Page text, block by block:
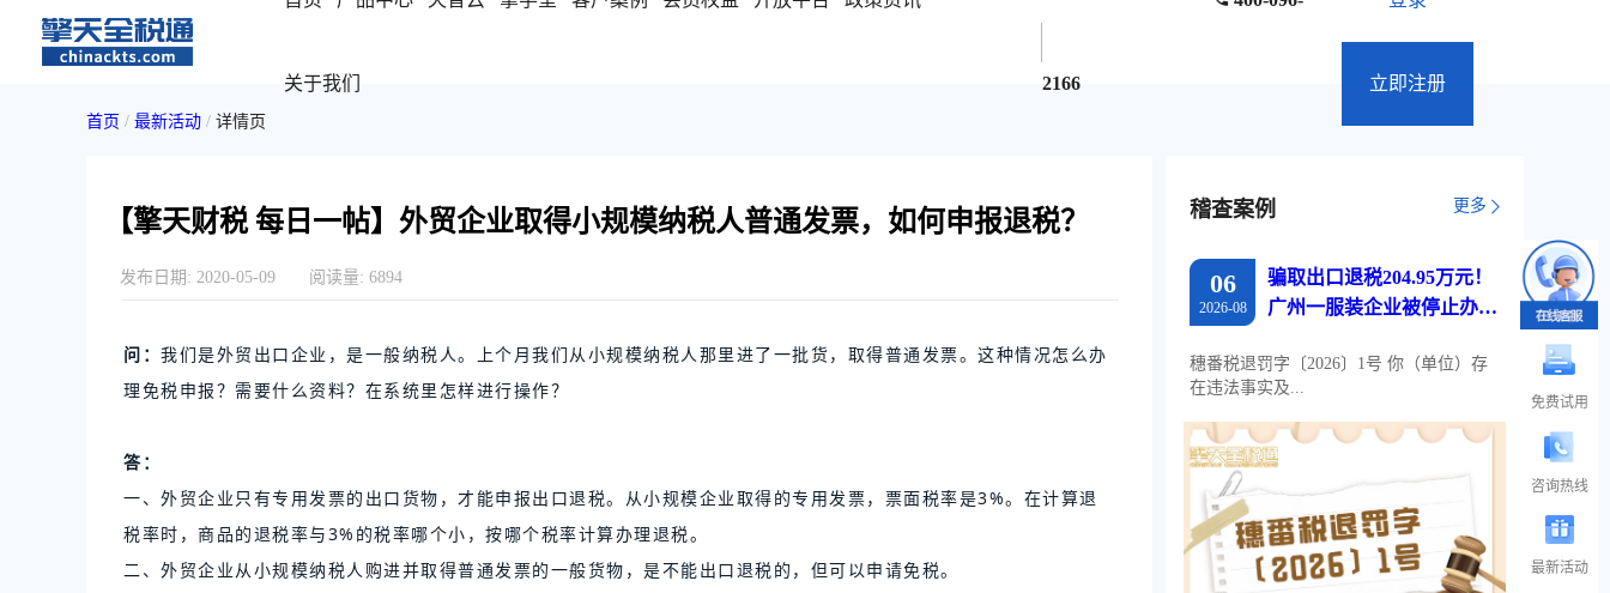
关于我们 2166 立即注册
首页 / 最新活动 / 详情页
【擎天财税 每日一帖】外贸企业取得小规模纳税人普通发票，如何申报退税？
发布日期: 2020-05-09 阅读量: 6894
问：我们是外贸出口企业，是一般纳税人。上个月我们从小规模纳税人那里进了一批货，取得普通发票。这种情况怎么办
理免税申报？需要什么资料？在系统里怎样进行操作？
答：
一、外贸企业只有专用发票的出口货物，才能申报出口退税。从小规模企业取得的专用发票，票面税率是3%。在计算退
税率时，商品的退税率与3%的税率哪个小，按哪个税率计算办理退税。
二、外贸企业从小规模纳税人购进并取得普通发票的一般货物，是不能出口退税的，但可以申请免税。
稽查案例 更多
06
2026-08
骗取出口退税204.95万元！
广州一服装企业被停止办理
穗番税退罚字〔2026〕1号 你（单位）存
在违法事实及...
免费试用
咨询热线
最新活动